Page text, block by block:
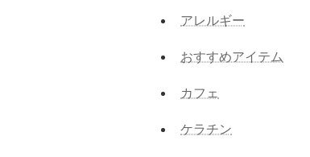
アレルギー
おすすめアイテム
カフェ
ケラチン